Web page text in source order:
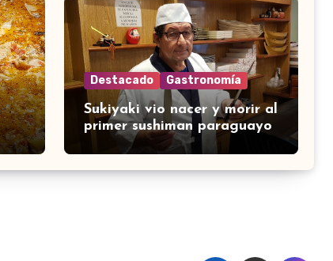
Destacado Gastronomía
Sukiyaki vio nacer y morir al
primer sushiman paraguayo